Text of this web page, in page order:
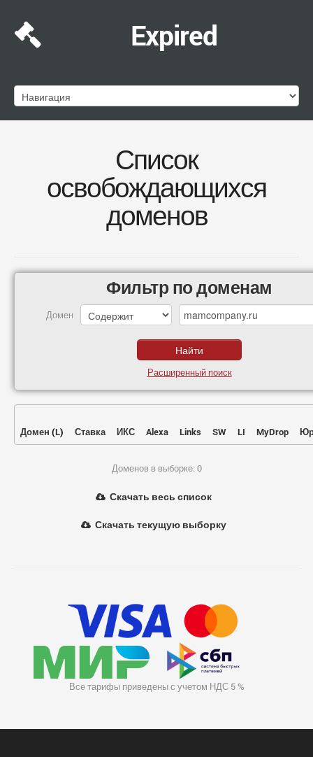
Expired
Список
освобождающихся
доменов
Фильтр по доменам
Домен
Расширенный поиск
Домен (L) Ставка ИКС Alexa Links SW LI MyDrop
Доменов в выборке: 0
Скачать весь список
Скачать текущую выборку
Все тарифы приведены с учетом НДС 5 %